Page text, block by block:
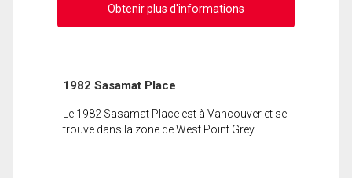
Obtenir plus d'informations
1982 Sasamat Place
Le 1982 Sasamat Place est à Vancouver et se
trouve dans la zone de West Point Grey.